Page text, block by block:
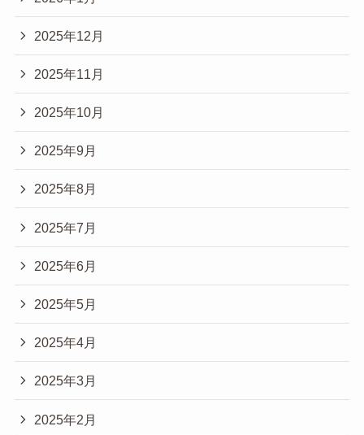
2025年12月
2025年11月
2025年10月
2025年9月
2025年8月
2025年7月
2025年6月
2025年5月
2025年4月
2025年3月
2025年2月